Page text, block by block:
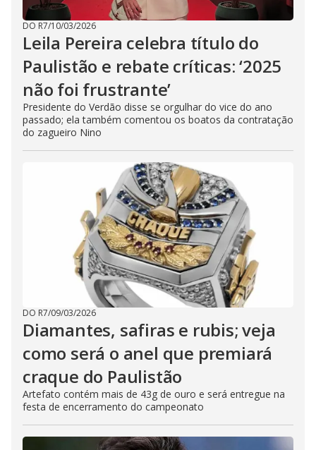
DO R7/10/03/2026
Leila Pereira celebra título do
Paulistão e rebate críticas: ‘2025
não foi frustrante’
Presidente do Verdão disse se orgulhar do vice do ano
passado; ela também comentou os boatos da contratação
do zagueiro Nino
DO R7/09/03/2026
Diamantes, safiras e rubis; veja
como será o anel que premiará
craque do Paulistão
Artefato contém mais de 43g de ouro e será entregue na
festa de encerramento do campeonato